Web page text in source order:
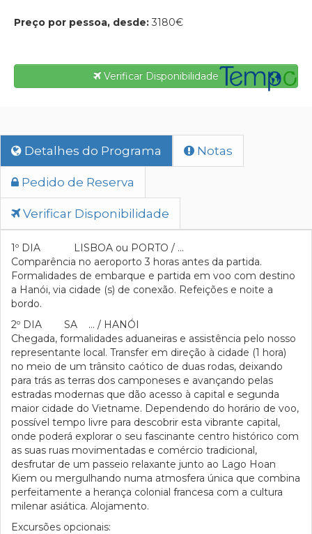
Preço por pessoa, desde: 3180€
Verificar Disponibilidade
Detalhes do Programa Notas
Pedido de Reserva
Verificar Disponibilidade
1º DIA LISBOA ou PORTO / …
Comparência no aeroporto 3 horas antes da partida.
Formalidades de embarque e partida em voo com destino
a Hanói, via cidade (s) de conexão. Refeições e noite a
bordo.
2º DIA SA … / HANÓI
Chegada, formalidades aduaneiras e assistência pelo nosso
representante local. Transfer em direção à cidade (1 hora)
no meio de um trânsito caótico de duas rodas, deixando
para trás as terras dos camponeses e avançando pelas
estradas modernas que dão acesso à capital e segunda
maior cidade do Vietname. Dependendo do horário de voo,
possível tempo livre para descobrir esta vibrante capital,
onde poderá explorar o seu fascinante centro histórico com
as suas ruas movimentadas e comércio tradicional,
desfrutar de um passeio relaxante junto ao Lago Hoan
Kiem ou mergulhando numa atmosfera única que combina
perfeitamente a herança colonial francesa com a cultura
milenar asiática. Alojamento.
Excursões opcionais: